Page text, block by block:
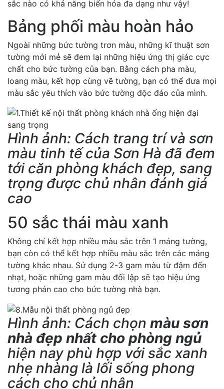
sắc nào có khả năng biến hóa đa dạng như vậy!
Bảng phối màu hoàn hảo
Ngoài những bức tường trơn màu, những kĩ thuật sơn
tường mới mẻ sẽ đem lại những hiệu ứng thị giác cực
chất cho bức tường của bạn. Bằng cách pha màu,
loang màu, kết hợp cùng vẽ tường, bạn có thể đưa mọi
màu sắc yêu thích vào bức tường độc đáo của mình.
Hình ảnh: Cách trang trí và sơn
màu tinh tế của Sơn Hà đã đem
tới căn phòng khách đẹp, sang
trọng được chủ nhân đánh giá
cao
50 sắc thái màu xanh
Không chỉ kết hợp nhiều màu sắc trên 1 mảng tường,
bạn còn có thể kết hợp nhiều màu sắc trên các mảng
tường khác nhau. Sử dụng 2-3 gam màu từ đậm đến
nhạt, hoặc những gam màu đối lập sẽ tạo hiệu ứng
tương phản cao cho bức tường nhà bạn.
Hình ảnh: Cách chọn màu sơn
nhà đẹp nhất cho phòng ngủ
hiện nay phù hợp với sắc xanh
nhẹ nhàng là lối sống phong
cách cho chủ nhân